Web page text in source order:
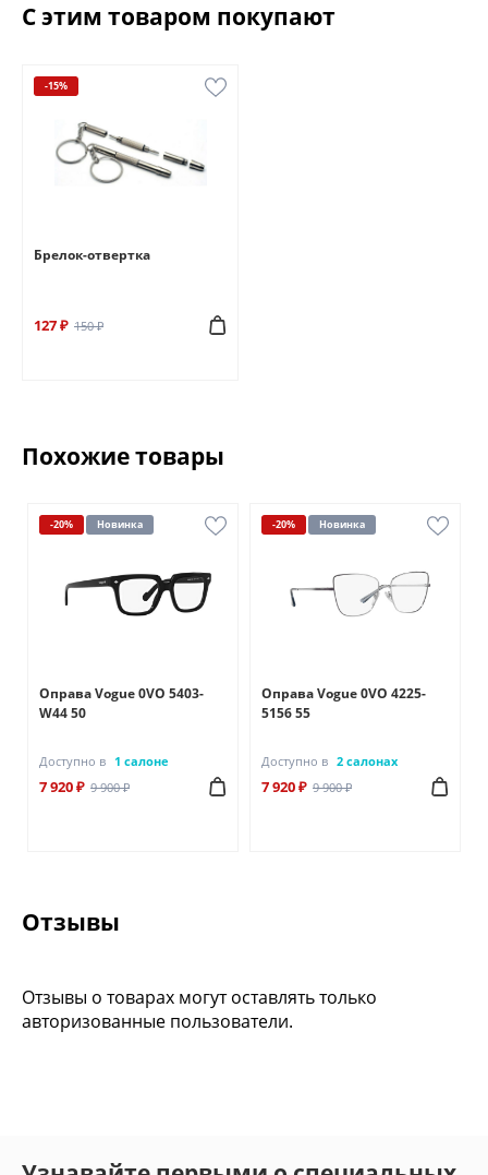
С этим товаром покупают
-15%
Брелок-отвертка
127 ₽ 150 ₽
Похожие товары
-20% Новинка
Оправа Vogue 0VO 5403-
W44 50
Доступно в 1 салоне
7 920 ₽ 9 900 ₽
-20% Новинка
Оправа Vogue 0VO 4225-
5156 55
Доступно в 2 салонах
7 920 ₽ 9 900 ₽
Отзывы
Отзывы о товарах могут оставлять только
авторизованные пользователи.